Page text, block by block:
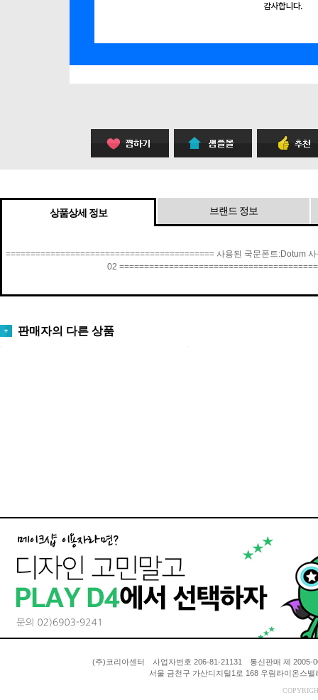
상품상세 정보 브랜드 정보
========================================== 사용된 국문폰트:Dotum
02
판매자의 다른 상품
(주)코리아센터 사업자번호 206-81-21131 통신판매 제
서울 금천구 가산디지털1로 168 우림라이온